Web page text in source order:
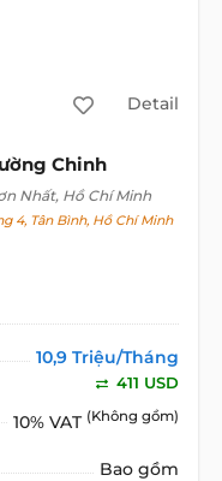
Detail
Chinh
Nhất, Hồ Chí Minh
4, Tân Bình, Hồ Chí Minh
10,9 Triệu/Tháng
411 USD
10% VAT (Không gồm)
Bao gồm